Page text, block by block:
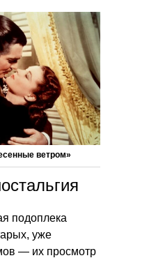
ветром»
подоплека
уже
— их просмотр